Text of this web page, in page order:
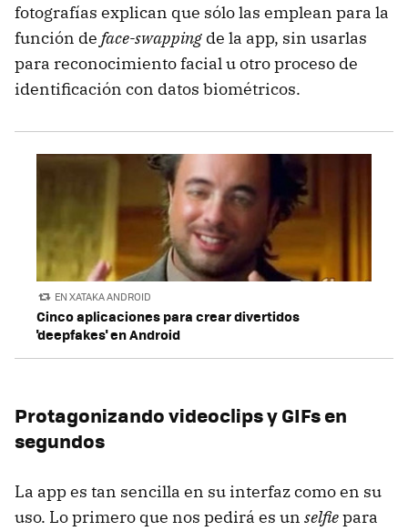
fotografías explican que sólo las emplean para la
función de face-swapping de la app, sin usarlas
para reconocimiento facial u otro proceso de
identificación con datos biométricos.
EN XATAKA ANDROID
Cinco aplicaciones para crear divertidos
'deepfakes' en Android
Protagonizando videoclips y GIFs en
segundos
La app es tan sencilla en su interfaz como en su
uso. Lo primero que nos pedirá es un selfiepara